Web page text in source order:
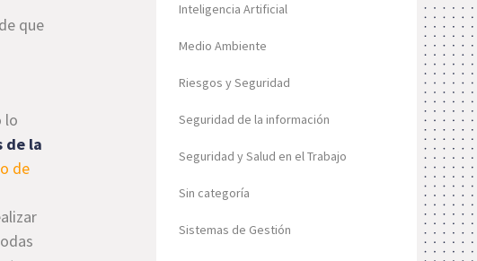
de que
lo
de la
de
Inteligencia Artificial
Medio Ambiente
Riesgos y Seguridad
Seguridad de la información
Seguridad y Salud en el Trabajo
Sin categoría
Sistemas de Gestión